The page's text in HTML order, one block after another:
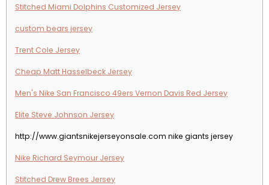
Stitched Miami Dolphins Customized Jersey
custom bears jersey
Trent Cole Jersey
Cheap Matt Hasselbeck Jersey
Men's Nike San Francisco 49ers Vernon Davis Red Jersey
Elite Steve Johnson Jersey
http://www.giantsnikejerseyonsale.com nike giants jersey
Nike Richard Seymour Jersey
Stitched Drew Brees Jersey